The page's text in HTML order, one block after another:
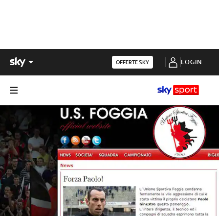
OFFERTE SKY LOGIN